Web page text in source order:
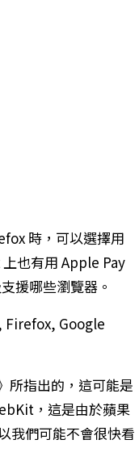
時，可以選擇用
也有用 Apple Pay
援哪些瀏覽器。
所指出的，這可能是
，這是由於蘋果
我們可能不會很快看